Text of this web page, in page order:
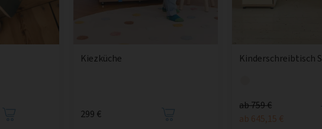
Kiezküche
299 €
Kinderschreibtisch S
ab 759 €
ab 645,15 €